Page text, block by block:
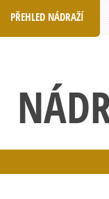
PŘEHLED NÁDRAŽÍ